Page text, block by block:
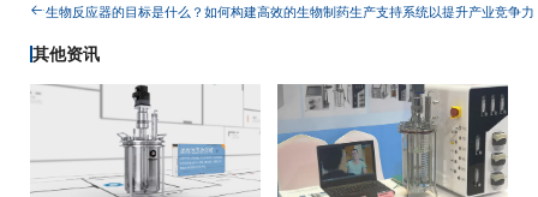
生物反应器的目标是什么？如何构建高效的生物制药生产支持系统以提升产业竞争力
其他资讯